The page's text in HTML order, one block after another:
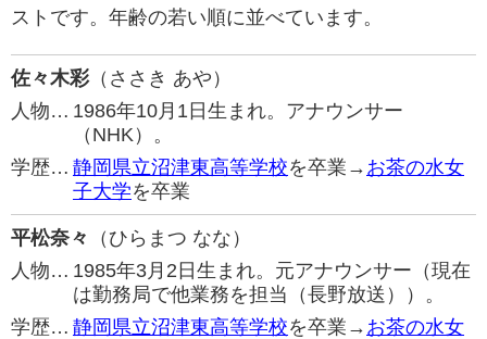
ストです。年齢の若い順に並べています。
佐々木彩（ささき あや）
人物… 1986年10月1日生まれ。アナウンサー
（NHK）。
学歴… 静岡県立沼津東高等学校を卒業→ お茶の水女
子大学を卒業
平松奈々
（ひらまつ なな）
人物… 1985年3月2日生まれ。元アナウンサー（現在
は勤務局で他業務を担当（長野放送））。
学歴… 静岡県立沼津東高等学校を卒業→ お茶の水女